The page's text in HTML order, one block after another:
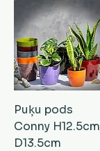
Puķu pods
Conny H12.5cm
D13.5cm